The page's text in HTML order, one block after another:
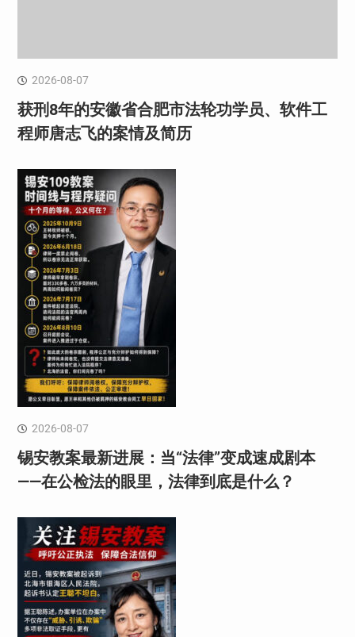
2026-08-07
获刑8年的安徽省合肥市法轮功学员、软件工
程师唐志飞的案情及简历
2026-08-07
锡安教案最新进展：当“法律”变成速成剧本
——在公检法的眼里，法律到底是什么？